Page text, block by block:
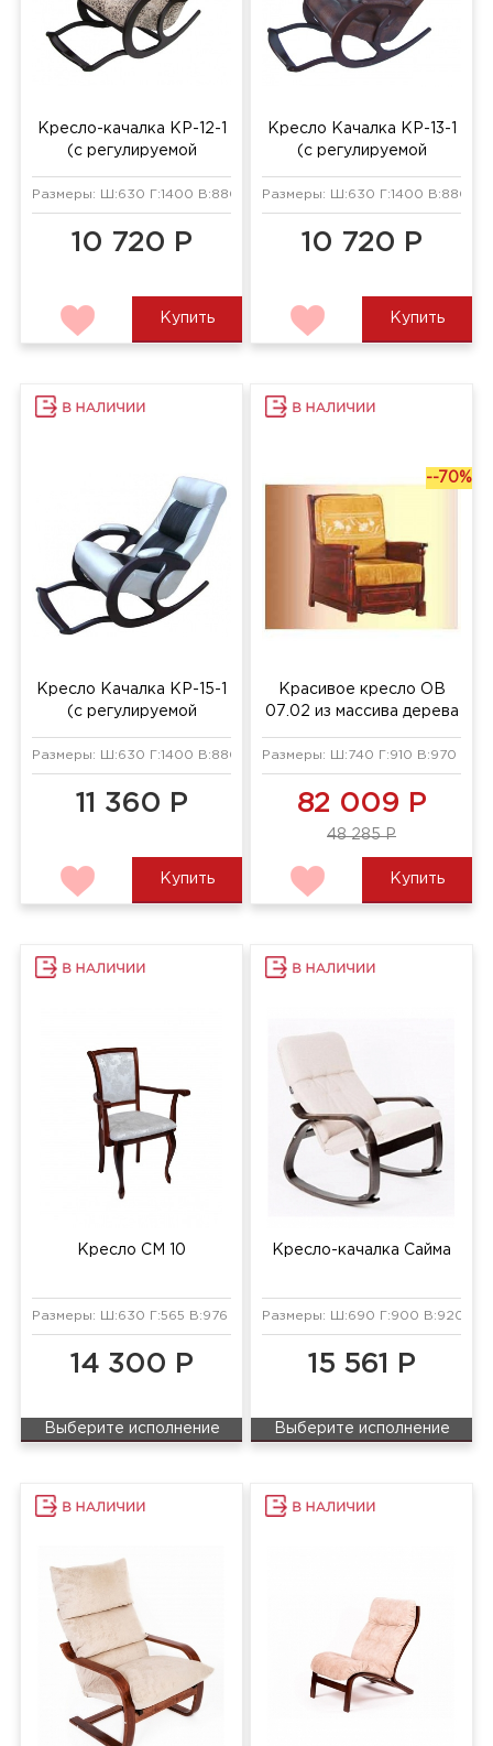
Кресло-качалка КР-12-1
(с регулируемой
Размеры: Ш:630 Г:1400 В:880 мм
10 720 Р
Купить
Кресло Качалка КР-13-1
(с регулируемой
Размеры: Ш:630 Г:1400 В:880 мм
10 720 Р
Купить
Кресло Качалка КР-15-1
(с регулируемой
Размеры: Ш:630 Г:1400 В:880 мм
11 360 Р
Купить
--70%
Красивое кресло ОВ
07.02 из массива дерева
Размеры: Ш:740 Г:910 В:970 мм
82 009 Р
48 285 Р
Купить
Кресло СМ 10
Размеры: Ш:630 Г:565 В:976 мм
14 300 Р
Выберите исполнение
Кресло-качалка Сайма
Размеры: Ш:690 Г:900 В:920 мм
15 561 Р
Выберите исполнение